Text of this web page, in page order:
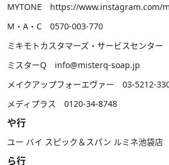
MYTONE https://www.instagram.com/
M・A・C 0570-003-770
ミキモトカスタマーズ・サービスセンタ
ミスターQ info@misterq-soap.jp
メイクアップフォーエヴァー 03-5212-
メディプラス 0120-34-8748
や行
ユー バイ スピック＆スパン ルミネ池袋
ら行